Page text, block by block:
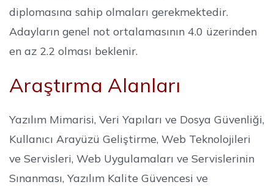
diplomasına sahip olmaları gerekmektedir.
Adayların genel not ortalamasının 4.0 üzerinden
en az 2.2 olması beklenir.
Araştırma Alanları
Yazılım Mimarisi, Veri Yapıları ve Dosya Güvenliği,
Kullanıcı Arayüzü Geliştirme, Web Teknolojileri
ve Servisleri, Web Uygulamaları ve Servislerinin
Sınanması, Yazılım Kalite Güvencesi ve